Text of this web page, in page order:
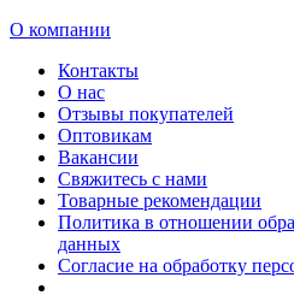
О компании
Контакты
О нас
Отзывы покупателей
Оптовикам
Вакансии
Свяжитесь с нами
Товарные рекомендации
Политика в отношении
данных
Согласие на обработку